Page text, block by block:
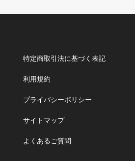
特定商取引法に基づく表記
利用規約
プライバシーポリシー
サイトマップ
よくあるご質問